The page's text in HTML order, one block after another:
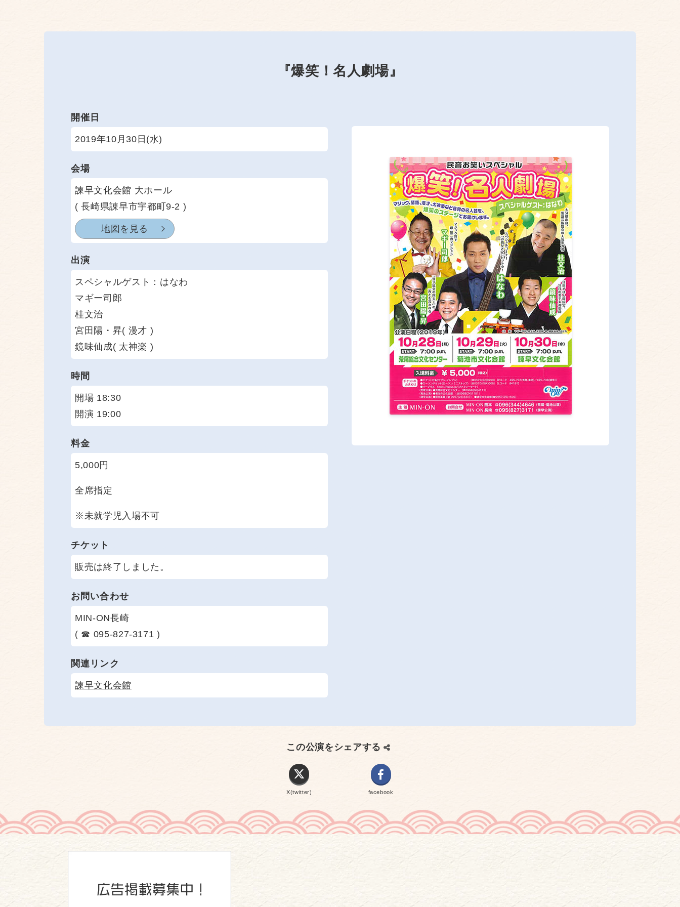
『爆笑！名人劇場』
開催日
2019年10月30日(水)
会場
諫早文化会館 大ホール
( 長崎県諌早市宇都町9-2 )
地図を見る
出演
スペシャルゲスト：はなわ
マギー司郎
桂文治
宮田陽・昇( 漫才 )
鏡味仙成( 太神楽 )
時間
開場 18:30
開演 19:00
料金
5,000円
全席指定
※未就学児入場不可
チケット
販売は終了しました。
お問い合わせ
MIN-ON長崎
( ☎ 095-827-3171 )
関連リンク
諫早文化会館
この公演をシェアする
X(twitter) facebook